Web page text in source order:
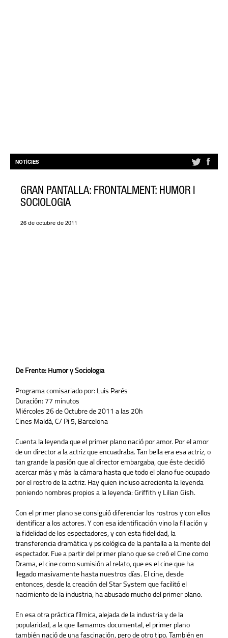
NOTÍCIES
GRAN PANTALLA: FRONTALMENT: HUMOR I
SOCIOLOGIA
26 de octubre de 2011
De Frente: Humor y Sociología
Programa comisariado por: Luis Parés
Duración: 77 minutos
Miércoles 26 de Octubre de 2011 a las 20h
Cines Maldà, C/ Pi 5, Barcelona
Cuenta la leyenda que el primer plano nació por amor. Por el amor
de un director a la actriz que encuadraba. Tan bella era esa actriz, o
tan grande la pasión que al director embargaba, que éste decidió
acercar más y más la cámara hasta que todo el plano fue ocupado
por el rostro de la actriz. Hay quien incluso acrecienta la leyenda
poniendo nombres propios a la leyenda: Griffith y Lilian Gish.
Con el primer plano se consiguió diferenciar los rostros y con ellos
identificar a los actores. Y con esa identificación vino la filiación y
la fidelidad de los espectadores, y con esta fidelidad, la
transferencia dramática y psicológica de la pantalla a la mente del
espectador. Fue a partir del primer plano que se creó el Cine como
Drama, el cine como sumisión al relato, que es el cine que ha
llegado masivamente hasta nuestros días. El cine, desde
entonces, desde la creación del Star System que facilitó el
nacimiento de la industria, ha abusado mucho del primer plano.
En esa otra práctica fílmica, alejada de la industria y de la
popularidad, a la que llamamos documental, el primer plano
también nació de una fascinación, pero de otro tipo. También en